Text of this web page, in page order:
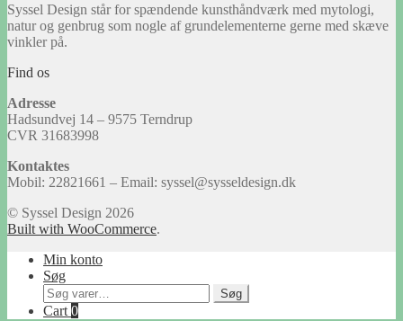
Syssel Design står for spændende kunsthåndværk med mytologi,
natur og genbrug som nogle af grundelementerne gerne med skæve
vinkler på.
Find os
Adresse
Hadsundvej 14 – 9575 Terndrup
CVR 31683998
Kontaktes
Mobil: 22821661 – Email: syssel@sysseldesign.dk
© Syssel Design 2026
Built with WooCommerce.
Min konto
Søg
Søg
efter:
Søg
Cart0